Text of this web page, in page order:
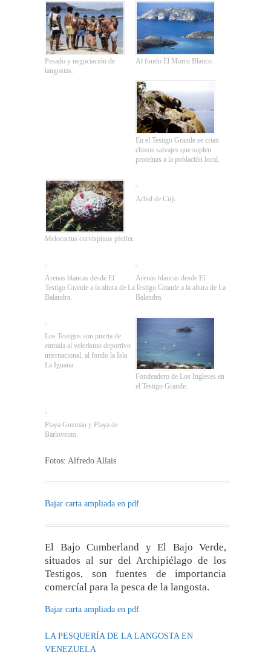
Pesado y negociación de
langostas.
Al fondo El Morro Blanco.
En el Testigo Grande se crían
chivos salvajes que suplen
proteínas a la población local.
Melocactus curvispinus pfeifer.
Arbol de Cuji.
Arenas blancas desde El
Testigo Grande a la altura de La
Balandra.
Arenas blancas desde El
Testigo Grande a la altura de La
Balandra.
Los Testigos son puerta de
entrada al velerismo deportivo
internacional, al fondo la Isla
La Iguana.
Fondeadero de Los Ingleses en
el Testigo Grande.
Playa Guzmán y Playa de
Barlovento.
Fotos: Alfredo Allais
Bajar carta ampliada en pdf
El Bajo Cumberland y El Bajo Verde,
situados al sur del Archipiélago de los
Testigos, son fuentes de importancia
comercíal para la pesca de la langosta.
Bajar carta ampliada en pdf.
LA PESQUERÍA DE LA LANGOSTA EN
VENEZUELA